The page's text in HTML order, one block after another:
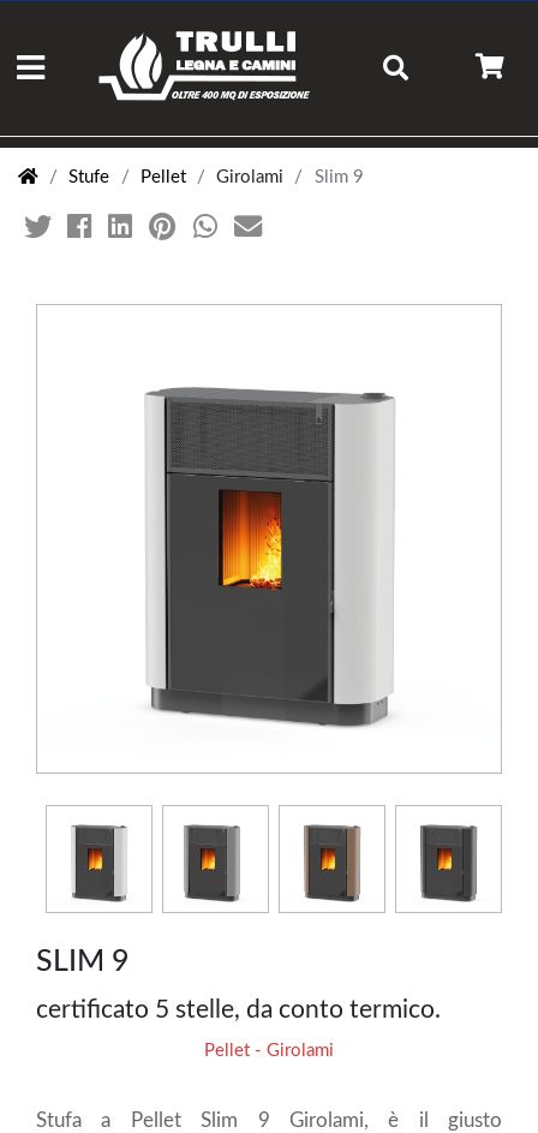
Stufe Pellet Girolami Slim 9
SLIM 9
certificato 5 stelle, da conto termico.
Pellet - Girolami
Stufa a Pellet Slim 9 Girolami, è il giusto